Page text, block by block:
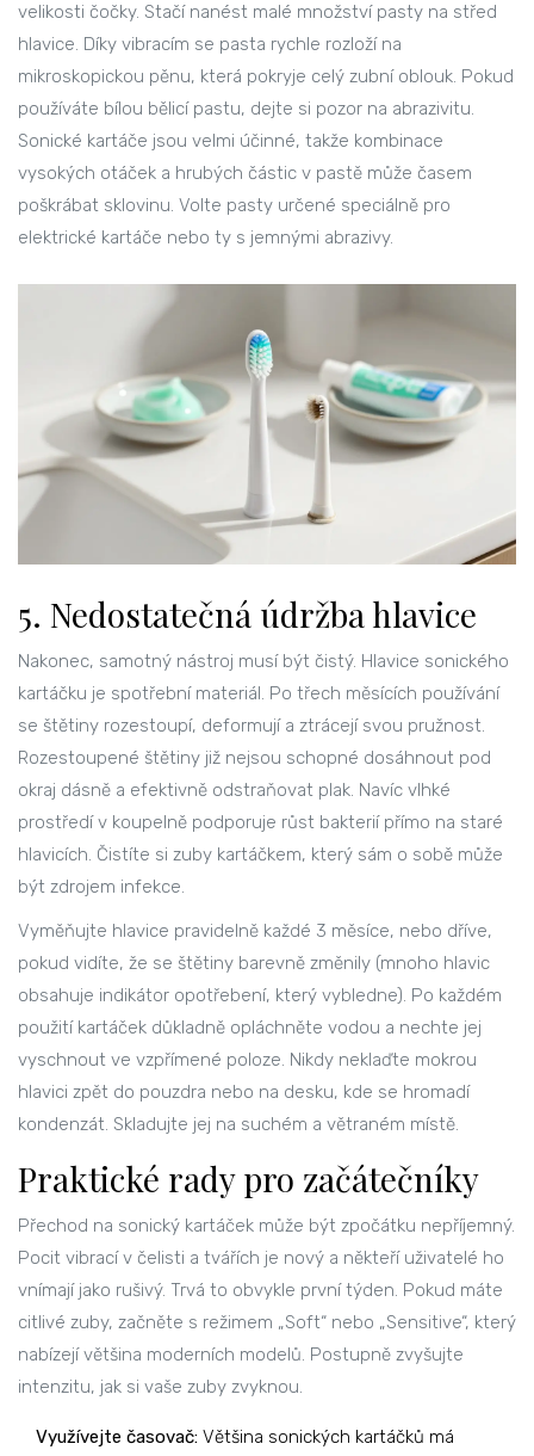
velikosti čočky. Stačí nanést malé množství pasty na střed
hlavice. Díky vibracím se pasta rychle rozloží na
mikroskopickou pěnu, která pokryje celý zubní oblouk. Pokud
používáte bílou bělicí pastu, dejte si pozor na abrazivitu.
Sonické kartáče jsou velmi účinné, takže kombinace
vysokých otáček a hrubých částic v pastě může časem
poškrábat sklovinu. Volte pasty určené speciálně pro
elektrické kartáče nebo ty s jemnými abrazivy.
5. Nedostatečná údržba hlavice
Nakonec, samotný nástroj musí být čistý. Hlavice sonického
kartáčku je spotřební materiál. Po třech měsících používání
se štětiny rozestoupí, deformují a ztrácejí svou pružnost.
Rozestoupené štětiny již nejsou schopné dosáhnout pod
okraj dásně a efektivně odstraňovat plak. Navíc vlhké
prostředí v koupelně podporuje růst bakterií přímo na staré
hlavicích. Čistíte si zuby kartáčkem, který sám o sobě může
být zdrojem infekce.
Vyměňujte hlavice pravidelně každé 3 měsíce, nebo dříve,
pokud vidíte, že se štětiny barevně změnily (mnoho hlavic
obsahuje indikátor opotřebení, který vybledne). Po každém
použití kartáček důkladně opláchněte vodou a nechte jej
vyschnout ve vzpřímené poloze. Nikdy neklaďte mokrou
hlavici zpět do pouzdra nebo na desku, kde se hromadí
kondenzát. Skladujte jej na suchém a větraném místě.
Praktické rady pro začátečníky
Přechod na sonický kartáček může být zpočátku nepříjemný.
Pocit vibrací v čelisti a tvářích je nový a někteří uživatelé ho
vnímají jako rušivý. Trvá to obvykle první týden. Pokud máte
citlivé zuby, začněte s režimem „Soft“ nebo „Sensitive“, který
nabízejí většina moderních modelů. Postupně zvyšujte
intenzitu, jak si vaše zuby zvyknou.
Využívejte časovač: Většina sonických kartáčků má